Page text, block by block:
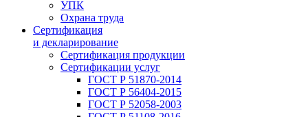
УПК
Охрана труда
Сертификация
и декларирование
Сертификация продукции
Сертификации услуг
ГОСТ Р 51870-2014
ГОСТ Р 56404-2015
ГОСТ Р 52058-2003